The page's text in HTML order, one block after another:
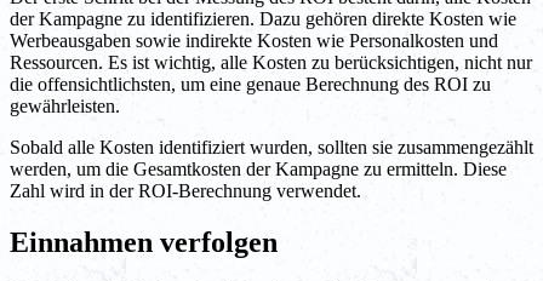
der Kampagne zu identifizieren. Dazu gehören direkte Kosten wie
Werbeausgaben sowie indirekte Kosten wie Personalkosten und
Ressourcen. Es ist wichtig, alle Kosten zu berücksichtigen, nicht nur
die offensichtlichsten, um eine genaue Berechnung des ROI zu
gewährleisten.
Sobald alle Kosten identifiziert wurden, sollten sie zusammengezählt
werden, um die Gesamtkosten der Kampagne zu ermitteln. Diese
Zahl wird in der ROI-Berechnung verwendet.
Einnahmen verfolgen